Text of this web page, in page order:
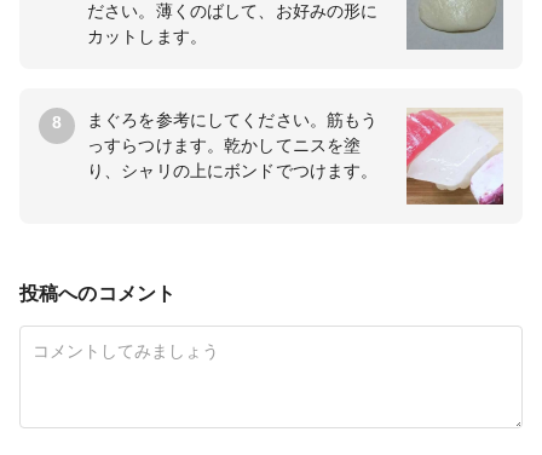
ださい。薄くのばして、お好みの形に
カットします。
8
まぐろを参考にしてください。筋もう
っすらつけます。乾かしてニスを塗
り、シャリの上にボンドでつけます。
投稿へのコメント